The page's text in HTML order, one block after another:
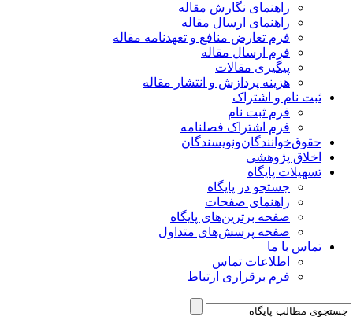
راهنمای نگارش مقاله
راهنمای ارسال مقاله
فرم تعارض منافع و تعهدنامه مقاله
فرم ارسال مقاله
پیگیری مقالات
هزینه پردازش و انتشار مقاله
ثبت نام و اشتراک
فرم ثبت نام
فرم اشتراک فصلنامه
حقوق‌خوانندگان‌و‌نویسندگان
اخلاق پژوهشی
تسهیلات پایگاه
جستجو در پایگاه
راهنمای صفحات
صفحه برترین‌های پایگاه
صفحه پرسش‌های متداول
تماس با ما
اطلاعات تماس
فرم برقراری ارتباط